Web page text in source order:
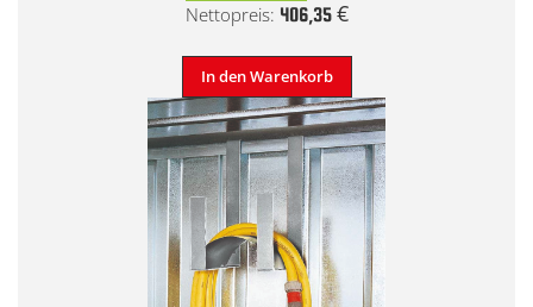
406,35 €
In den Warenkorb